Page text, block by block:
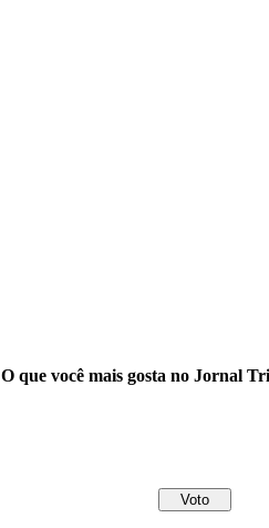
O que você mais gosta no Jornal